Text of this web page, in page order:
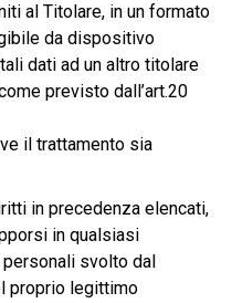
al Titolare, in un formato
da dispositivo
dati ad un altro titolare
previsto dall’art.20
il trattamento sia
in precedenza elencati,
in qualsiasi
svolto dal
proprio legittimo